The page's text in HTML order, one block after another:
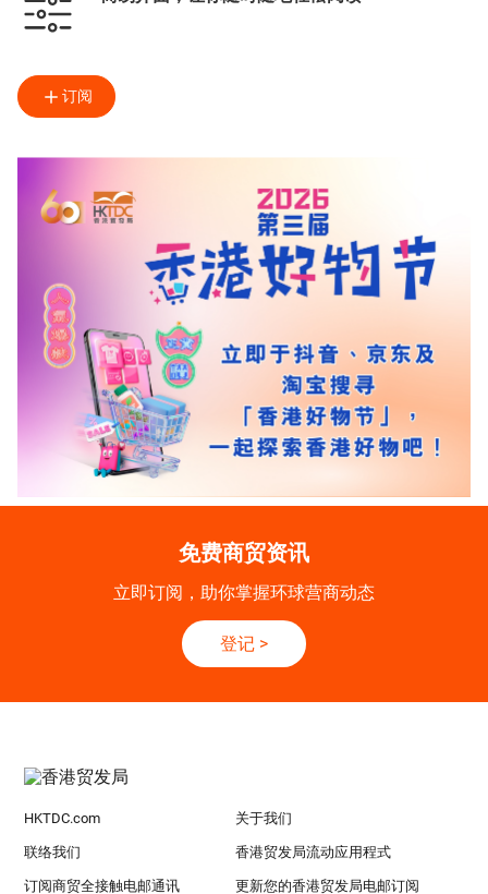
订阅
免费商贸资讯
立即订阅，助你掌握环球营商动态
登记 >
HKTDC.com 关于我们
联络我们 香港贸发局流动应用程式
订阅商贸全接触电邮通讯 更新您的香港贸发局电邮订阅